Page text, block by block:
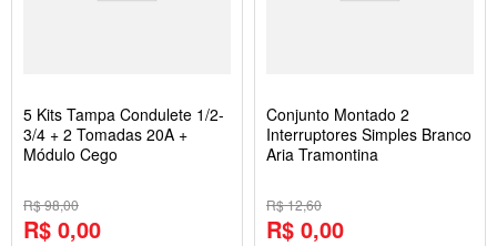
5 Kits Tampa Condulete 1/2-
3/4 + 2 Tomadas 20A +
Módulo Cego
R$ 98,00
R$ 0,00
Conjunto Montado 2
Interruptores Simples Branco
Aria Tramontina
R$ 12,60
R$ 0,00